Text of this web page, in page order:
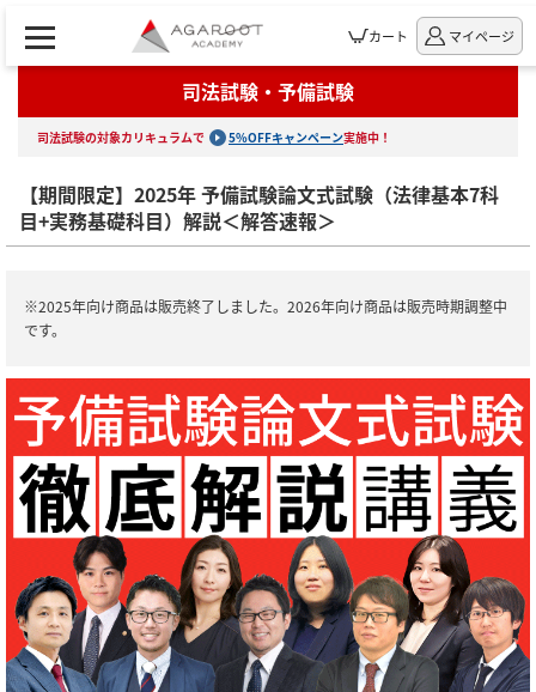
カート マイページ
司法試験・予備試験
司法試験の対象カリキュラムで 5%OFFキャンペーン実施中！
【期間限定】2025年 予備試験論文式試験（法律基本7科
目+実務基礎科目）解説＜解答速報＞
※2025年向け商品は販売終了しました。2026年向け商品は販売時期調整中
です。